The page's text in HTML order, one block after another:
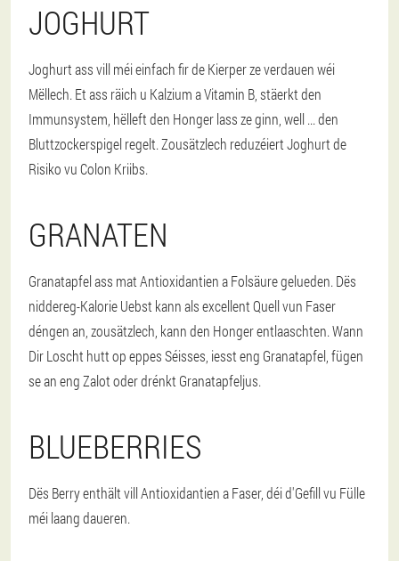
JOGHURT
Joghurt ass vill méi einfach fir de Kierper ze verdauen wéi
Mëllech. Et ass räich u Kalzium a Vitamin B, stäerkt den
Immunsystem, hëlleft den Honger lass ze ginn, well ... den
Bluttzockerspigel regelt. Zousätzlech reduzéiert Joghurt de
Risiko vu Colon Kriibs.
GRANATEN
Granatapfel ass mat Antioxidantien a Folsäure gelueden. Dës
niddereg-Kalorie Uebst kann als excellent Quell vun Faser
déngen an, zousätzlech, kann den Honger entlaaschten. Wann
Dir Loscht hutt op eppes Séisses, iesst eng Granatapfel, fügen
se an eng Zalot oder drénkt Granatapfeljus.
BLUEBERRIES
Dës Berry enthält vill Antioxidantien a Faser, déi d'Gefill vu Fülle
méi laang daueren.